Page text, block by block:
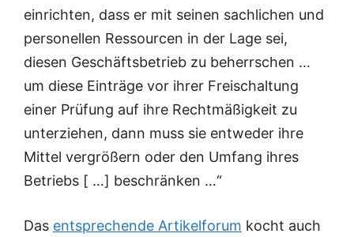
einrichten, dass er mit seinen sachlichen und
personellen Ressourcen in der Lage sei,
diesen Geschäftsbetrieb zu beherrschen …
um diese Einträge vor ihrer Freischaltung
einer Prüfung auf ihre Rechtmäßigkeit zu
unterziehen, dann muss sie entweder ihre
Mittel vergrößern oder den Umfang ihres
Betriebs [ …] beschränken …“
Das entsprechende Artikelforum kocht auch